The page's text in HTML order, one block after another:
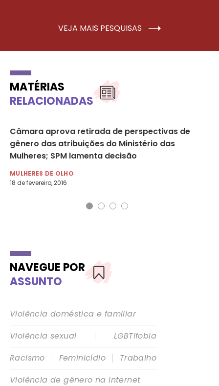
VEJA MAIS PESQUISAS
MATÉRIAS
RELACIONADAS
Câmara aprova retirada de perspectivas de
gênero das atribuições do Ministério das
Mulheres; SPM lamenta decisão
MULHERES DE OLHO
18 de fevereiro, 2016
NAVEGUE POR
ASSUNTO
Violência doméstica e familiar
Violência sexual
|
LGBTIfobia
Racismo
| Feminicídio |
Trabalho
Violência de gênero na internet